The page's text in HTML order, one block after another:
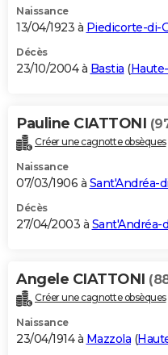
Naissance
13/04/1923 à Piedicorte-di-
Décès
23/10/2004 à Bastia (
Pauline CIATTONI
Créer une cagnotte obsèques
Naissance
07/03/1906 à Sant'Andréa-
Décès
27/04/2003 à Sant'Andréa-
Angele CIATTONI
Créer une cagnotte obsèques
Naissance
23/04/1914 à Mazzola (